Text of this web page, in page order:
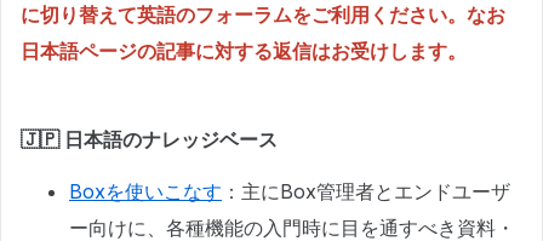
に切り替えて英語のフォーラムをご利用ください。なお
日本語ページの記事に対する返信はお受けします。
🇯🇵 日本語のナレッジベース
Boxを使いこなす ：主にBox管理者とエンドユーザ
ー向けに、各種機能の入門時に目を通すべき資料・